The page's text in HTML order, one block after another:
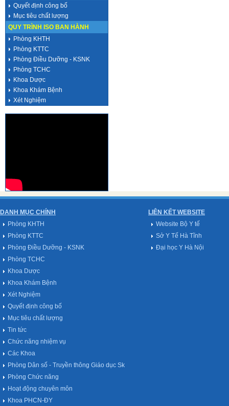
Quyết định công bố
Mục tiêu chất lượng
QUY TRÌNH ISO BAN HÀNH
Phòng KHTH
Phòng KTTC
Phòng Điều Dưỡng - KSNK
Phòng TCHC
Khoa Dược
Khoa Khám Bệnh
Xét Nghiệm
DANH MỤC CHÍNH
Phòng KHTH
Phòng KTTC
Phòng Điều Dưỡng - KSNK
Phòng TCHC
Khoa Dược
Khoa Khám Bệnh
Xét Nghiệm
Quyết định công bố
Mục tiêu chất lượng
Tin tức
Chức năng nhiệm vụ
Các Khoa
Phòng Dân số - Truyền thông Giáo dục Sk
Phòng Chức năng
Hoạt động chuyên môn
Khoa PHCN-ĐY
LIÊN KẾT WEBSITE
Website Bộ Y tế
Sở Y Tế Hà Tĩnh
Đại học Y Hà Nội